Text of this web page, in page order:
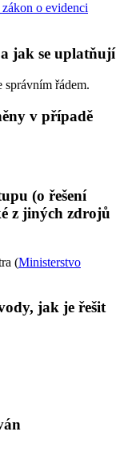
o evidenci
jak se uplatňují
správním řádem.
v případě
(o řešení
z jiných zdrojů
(Ministerstvo
jak je řešit